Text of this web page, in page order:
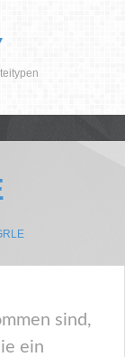
sind,
ein